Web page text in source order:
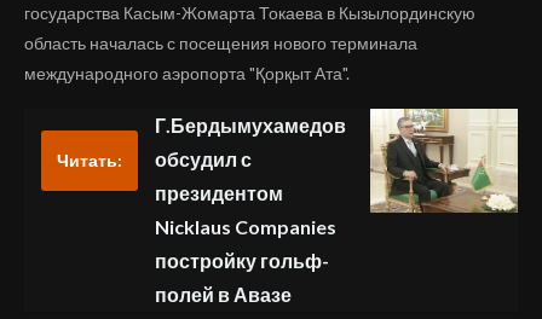
государства Касым-Жомарта Токаева в Кызылординскую
область началась с посещения нового терминала
международного аэропорта "Қорқыт Ата".
Читать:
Г.Бердымухамедов
обсудил с
президентом
Nicklaus Companies
постройку гольф-
полей в Авазе